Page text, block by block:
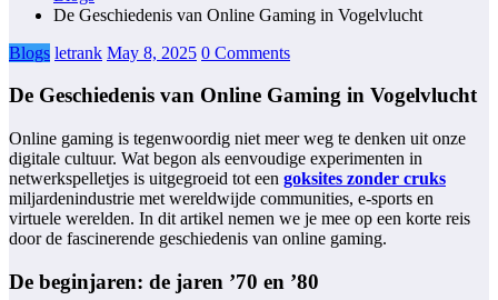
De Geschiedenis van Online Gaming in Vogelvlucht
Blogs letrank May 8, 2025 0 Comments
De Geschiedenis van Online Gaming in Vogelvlucht
Online gaming is tegenwoordig niet meer weg te denken uit onze
digitale cultuur. Wat begon als eenvoudige experimenten in
netwerkspelletjes is uitgegroeid tot een goksites zonder cruks
miljardenindustrie met wereldwijde communities, e-sports en
virtuele werelden. In dit artikel nemen we je mee op een korte reis
door de fascinerende geschiedenis van online gaming.
De beginjaren: de jaren ’70 en ’80